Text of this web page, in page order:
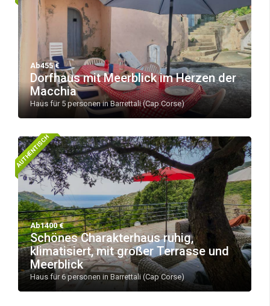
Ab455 €
Dorfhaus mit Meerblick im Herzen der
Macchia
Haus für 5 personen in Barrettali (Cap Corse)
AUTHENTISCH
Ab1400 €
Schönes Charakterhaus ruhig,
klimatisiert, mit großer Terrasse und
Meerblick
Haus für 6 personen in Barrettali (Cap Corse)